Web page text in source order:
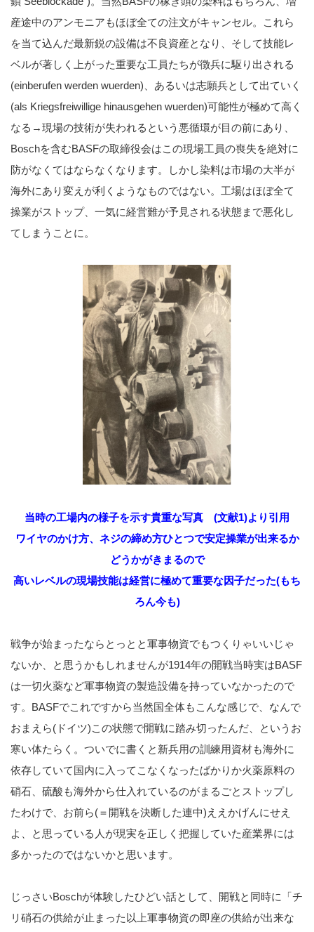
産途中のアンモニアもほぼ全ての注文がキャンセル。これら
を当て込んだ最新鋭の設備は不良資産となり、そして技能レ
ベルが著しく上がった重要な工員たちが徴兵に駆り出される
(einberufen werden wuerden)、あるいは志願兵として出ていく
(als Kriegsfreiwillige hinausgehen wuerden)可能性が極めて高く
なる→現場の技術が失われるという悪循環が目の前にあり、
Boschを含むBASFの取締役会はこの現場工員の喪失を絶対に
防がなくてはならなくなります。しかし染料は市場の大半が
海外にあり変えが利くようなものではない。工場はほぼ全て
操業がストップ、一気に経営難が予見される状態まで悪化し
てしまうことに。
当時の工場内の様子を示す貴重な写真 (文献1)より引用
ワイヤのかけ方、ネジの締め方ひとつで安定操業が出来るか
どうかがきまるので
高いレベルの現場技能は経営に極めて重要な因子だった(もち
ろん今も)
戦争が始まったならとっとと軍事物資でもつくりゃいいじゃ
ないか、と思うかもしれませんが1914年の開戦当時実はBASF
は一切火薬など軍事物資の製造設備を持っていなかったので
す。BASFでこれですから当然国全体もこんな感じで、なんで
おまえら(ドイツ)この状態で開戦に踏み切ったんだ、というお
寒い体たらく。ついでに書くと新兵用の訓練用資材も海外に
依存していて国内に入ってこなくなったばかりか火薬原料の
硝石、硫酸も海外から仕入れているのがまるごとストップし
たわけで、お前ら(＝開戦を決断した連中)ええかげんにせえ
よ、と思っている人が現実を正しく把握していた産業界には
多かったのではないかと思います。
じっさいBoschが体験したひどい話として、開戦と同時に「チ
リ硝石の供給が止まった以上軍事物資の即座の供給が出来な